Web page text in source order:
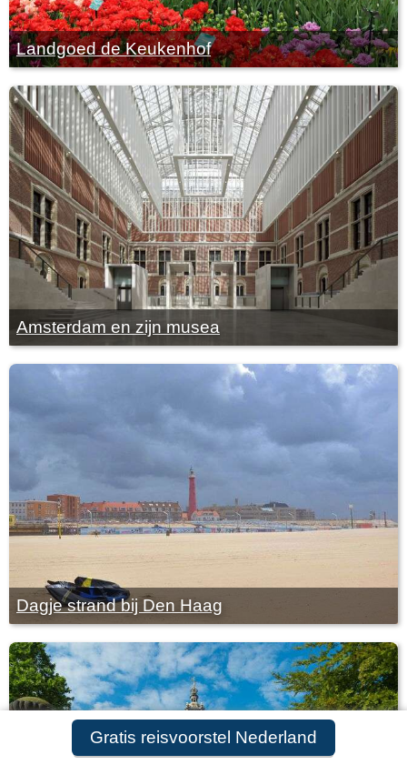
Gratis reisvoorstel Nederland
Landgoed de Keukenhof
Amsterdam en zijn musea
Dagje strand bij Den Haag